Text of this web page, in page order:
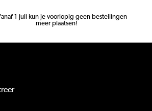
1 juli kun je voorlopig geen bestellingen
meer plaatsen!